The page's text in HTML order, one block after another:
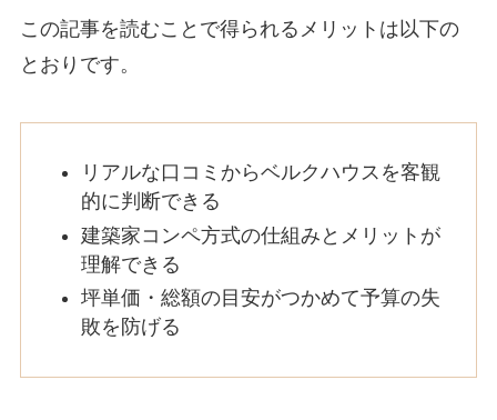
この記事を読むことで得られるメリットは以下の
とおりです。
リアルな口コミからベルクハウスを客観
的に判断できる
建築家コンペ方式の仕組みとメリットが
理解できる
坪単価・総額の目安がつかめて予算の失
敗を防げる